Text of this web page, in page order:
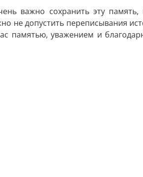
важно сохранить эту память,
не допустить переписывания
памятью, уважением и